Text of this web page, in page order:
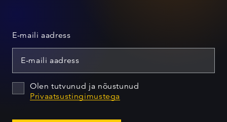
E-maili aadress
Olen tutvunud ja nõustunud
Privaatsustingimustega